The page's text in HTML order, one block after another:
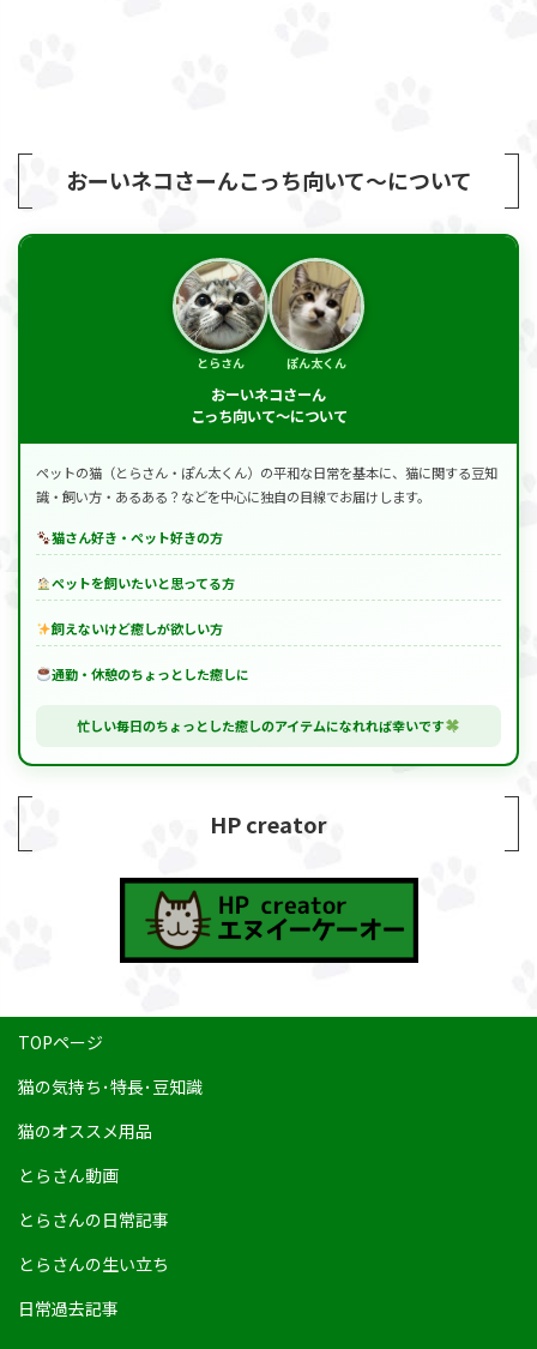
おーいネコさーんこっち向いて～について
とらさん ぽん太くん
おーいネコさーん
こっち向いて～について
ペットの猫（とらさん・ぽん太くん）の平和な日常を基本に、猫に関する豆知
識・飼い方・あるある？などを中心に独自の目線でお届けします。
猫さん好き・ペット好きの方
ペットを飼いたいと思ってる方
飼えないけど癒しが欲しい方
通勤・休憩のちょっとした癒しに
忙しい毎日のちょっとした癒しのアイテムになれれば幸いです
HP creator
TOPページ
猫の気持ち･特長･豆知識
猫のオススメ用品
とらさん動画
とらさんの日常記事
とらさんの生い立ち
日常過去記事